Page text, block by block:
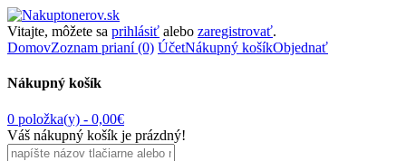
Vitajte, môžete sa prihlásiť alebo zaregistrovať.
DomovZoznam prianí (0) ÚčetNákupný košíkObjednať
Nákupný košík
0 položka(y) - 0,00€
Váš nákupný košík je prázdný!